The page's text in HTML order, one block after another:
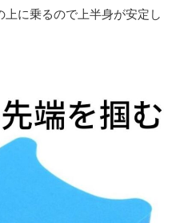
に乗るので上半身が安定し